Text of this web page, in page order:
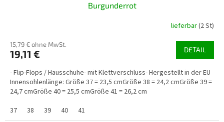
Burgunderrot
lieferbar(2 St)
15,79 € ohne MwSt.
19,11 € DETAIL
- Flip-Flops / Hausschuhe- mit Klettverschluss- Hergestellt in der EU
Innensohlenlänge: Größe 37 = 23,5 cmGröße 38 = 24,2 cmGröße 39 =
24,7 cmGröße 40 = 25,5 cmGröße 41 = 26,2 cm
37
38 39 40 41